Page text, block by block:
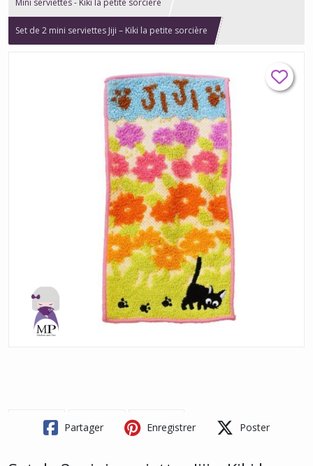
Mini serviettes - Kiki la petite sorcière
Set de 2 mini serviettes Jiji – Kiki la petite sorcière
Partager Enregistrer Poster